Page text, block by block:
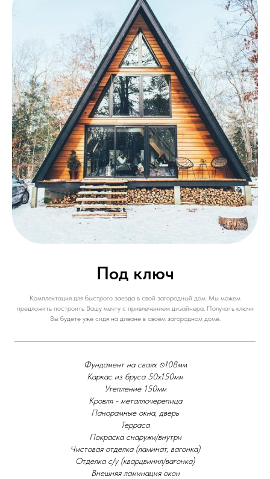
Под ключ
Комплектация для быстрого заезда в свой загородный дом. Мы можем
предложить построить Вашу мечту с привлечением дизайнера. Получать ключи
Вы будете уже сидя на диване в своём загородном доме.
Фундамент на сваях ⍉108мм
Каркас из бруса 50х150мм
Утепление 150мм
Кровля - металлочерепица
Панорамные окна, дверь
Терраса
Покраска снаружи/внутри
Чистовая отделка (ламинат, вагонка)
Отделка с/у (кварцвинил/вагонка)
Внешняя ламинация окон